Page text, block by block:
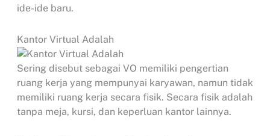
ide-ide baru.
Kantor Virtual Adalah
Sering disebut sebagai VO memiliki pengertian
ruang kerja yang mempunyai karyawan, namun tidak
memiliki ruang kerja secara fisik. Secara fisik adalah
tanpa meja, kursi, dan keperluan kantor lainnya.